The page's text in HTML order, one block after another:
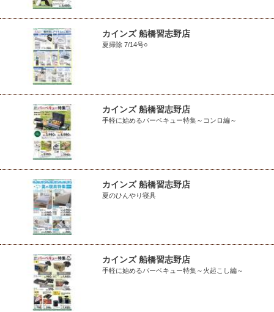
カインズ 船橋習志野店
夏掃除 7/14号○
カインズ 船橋習志野店
手軽に始めるバーベキュー特集～コンロ編～
カインズ 船橋習志野店
夏のひんやり寝具
カインズ 船橋習志野店
手軽に始めるバーベキュー特集～火起こし編～